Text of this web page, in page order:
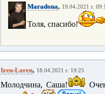
Maradona, 19.04.2021 г.
Толя, спасибо!
Iren-Loren, 18.04.2021 г. 19:25
Молодчина, Саша!